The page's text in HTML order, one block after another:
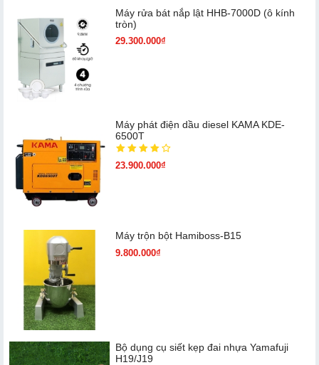
Máy rửa bát nắp lật HHB-7000D (ô kính
tròn)
29.300.000₫
Máy phát điện dầu diesel KAMA KDE-
6500T
23.900.000₫
Máy trộn bột Hamiboss-B15
9.800.000₫
Bộ dụng cụ siết kẹp đai nhựa Yamafuji
H19/J19